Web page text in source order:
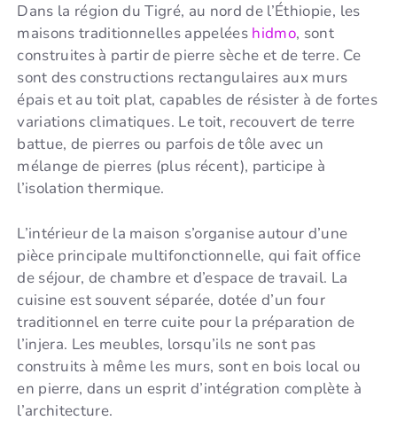
Dans la région du Tigré, au nord de l’Éthiopie, les
maisons traditionnelles appelées hidmo, sont
construites à partir de pierre sèche et de terre. Ce
sont des constructions rectangulaires aux murs
épais et au toit plat, capables de résister à de fortes
variations climatiques. Le toit, recouvert de terre
battue, de pierres ou parfois de tôle avec un
mélange de pierres (plus récent), participe à
l’isolation thermique.
L’intérieur de la maison s’organise autour d’une
pièce principale multifonctionnelle, qui fait office
de séjour, de chambre et d’espace de travail. La
cuisine est souvent séparée, dotée d’un four
traditionnel en terre cuite pour la préparation de
l’injera. Les meubles, lorsqu’ils ne sont pas
construits à même les murs, sont en bois local ou
en pierre, dans un esprit d’intégration complète à
l’architecture.